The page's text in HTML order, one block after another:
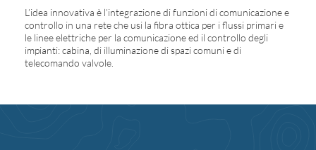
L’idea innovativa è l’integrazione di funzioni di comunicazione e
controllo in una rete che usi la fibra ottica per i flussi primari e
le linee elettriche per la comunicazione ed il controllo degli
impianti: cabina, di illuminazione di spazi comuni e di
telecomando valvole.